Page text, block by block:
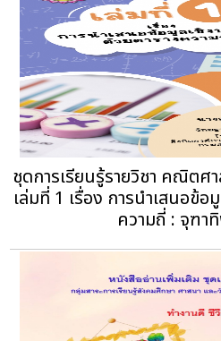
ชุดการเรียนรู้รายวิชา คณิตศ
เล่มที่ 1 เรื่อง การนำเสนอข้
ความถี่ : จุฑา